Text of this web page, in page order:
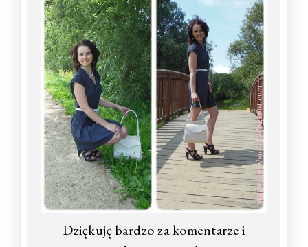
Dziękuję bardzo za komentarze i